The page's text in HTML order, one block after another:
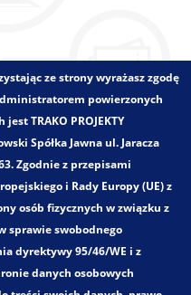
miejskiej w Lubinie
ze strony wyrażasz zgodę
powierzonych
TRAKO PROJEKTY
Spółka Jawna ul. Jaracza
Zgodnie z przepisami
i Rady Europy (UE) z
osób fizycznych w związku z
sprawie swobodnego
dyrektywy 95/46/WE i z
danych osobowych